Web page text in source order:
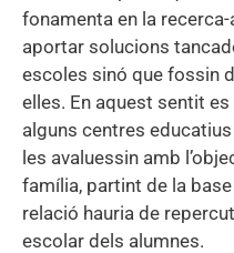
fonamenta en la
aportar solucions
escoles sinó que fossin
elles. En aquest sentit
alguns centres
les avaluessin amb
família, partint de la
relació hauria de
escolar dels alumnes.